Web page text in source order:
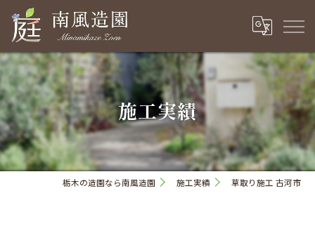
施工実績
栃木の造園なら南風造園 施工実績 草取り施工 古河市